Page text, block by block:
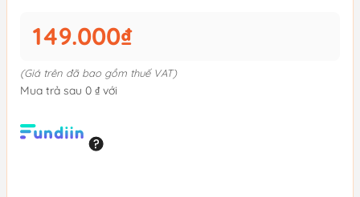
149.000₫
(Giá trên đã bao gồm thuế VAT)
Mua trả sau 0 ₫ với